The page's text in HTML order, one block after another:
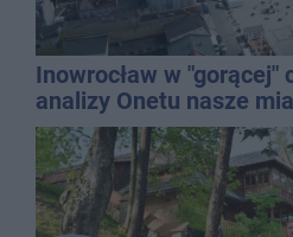
Inowrocław w "gorącej"
analizy Onetu nasze
najbardziej narażonych